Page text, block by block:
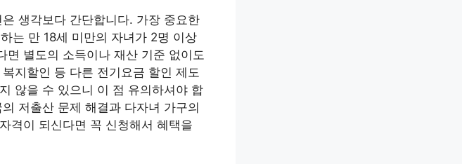
생각보다 간단합니다. 가장 중요한
는 만 18세 미만의 자녀가 2명 이상
면 별도의 소득이나 재산 기준 없이도
지할인 등 다른 전기요금 할인 제도
않을 수 있으니 이 점 유의하셔야 합
저출산 문제 해결과 다자녀 가구의
격이 되신다면 꼭 신청해서 혜택을